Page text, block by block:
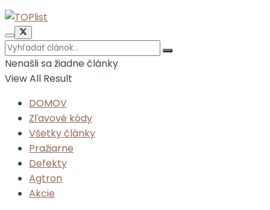
Nenašli sa žiadne články
View All Result
DOMOV
Zľavové kódy
Všetky články
Pražiarne
Defekty
Agtron
Akcie